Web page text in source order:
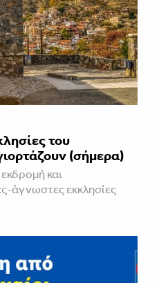
του
(σήμερα)
και
άγνωστες εκκλησίες